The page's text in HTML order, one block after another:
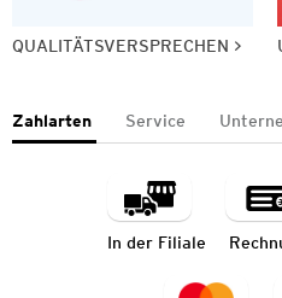
QUALITÄTSVERSPRECHEN
Zahlarten Service
In der Filiale